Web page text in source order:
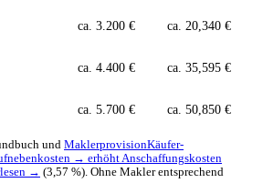
ca. 3.200 € ca. 20,340 €
ca. 4.400 € ca. 35,595 €
ca. 5.700 € ca. 50,850 €
und MaklerprovisionKäufer-
→ erhöht Anschaffungskosten
→ (3,57 %). Ohne Makler entsprechend